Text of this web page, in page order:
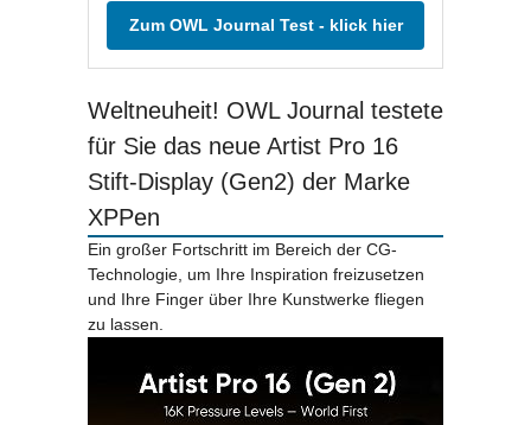
Zum OWL Journal Test - klick hier
Weltneuheit! OWL Journal testete
für Sie das neue Artist Pro 16
Stift-Display (Gen2) der Marke
XPPen
Ein großer Fortschritt im Bereich der CG-
Technologie, um Ihre Inspiration freizusetzen
und Ihre Finger über Ihre Kunstwerke fliegen
zu lassen.